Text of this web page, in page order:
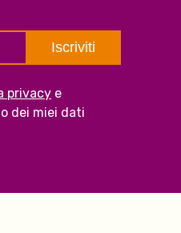
privacy e
dei miei dati